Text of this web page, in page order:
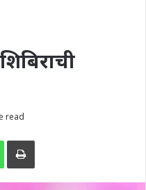
read
Print